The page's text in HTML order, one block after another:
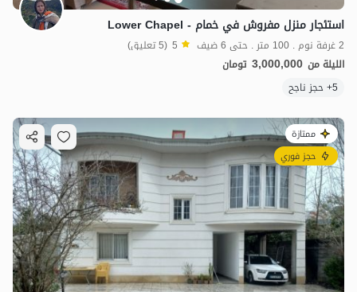
استئجار منزل مفروش في خمام - Lower Chapel
2 غرفة نوم . 100 متر . حتى 6 ضيف 5 (5 تعليق)
الليلة من 3,000,000 تومان
5+ حجز ناجح
ممتازة
حجز فوري